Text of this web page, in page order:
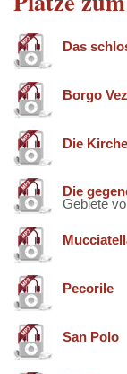
Das
Borgo
Die
Die
Gebiete
Pecorile
San Polo